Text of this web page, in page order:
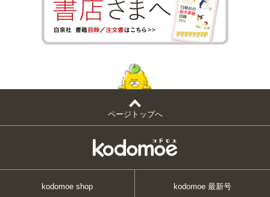
ページトップへ
kodomoe shop kodomoe 最新号